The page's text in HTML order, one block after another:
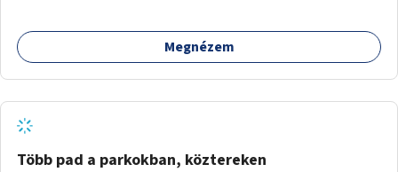
vagy akár egyes egyirányú utcák megnyitását
szembeforgalmú kerékpározásra.
Megnézem
Több pad a parkokban, köztereken